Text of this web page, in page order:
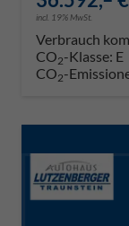
incl. 19% MwSt.
Verbrauch
CO2-Klasse: E
CO2-